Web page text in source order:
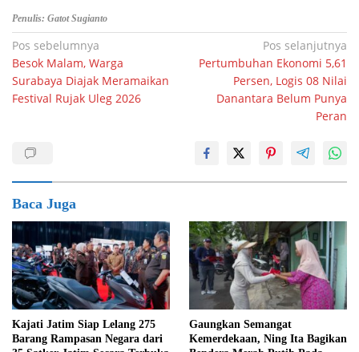
Penulis: Gatot Sugianto
Navigasi
pos
Pos sebelumnya
Besok Malam, Warga
Surabaya Diajak Meramaikan
Festival Rujak Uleg 2026
Pos selanjutnya
Pertumbuhan Ekonomi 5,61
Persen, Logis 08 Nilai
Danantara Belum Punya
Peran
Baca Juga
Kajati Jatim Siap Lelang 275
Barang Rampasan Negara dari
Gaungkan Semangat
Kemerdekaan, Ning Ita Bagikan